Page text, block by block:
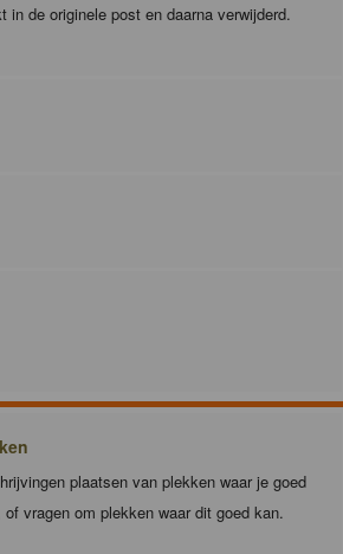
in de originele post en daarna verwijderd.
plaatsen van plekken waar je goed
vragen om plekken waar dit goed kan.